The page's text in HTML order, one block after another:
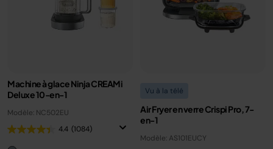
Machine à glace Ninja CREAMi
Deluxe 10-en-1
Modèle: NC502EU
4.4 (1084)
Vu à la télé
Air Fryer en verre Crispi Pro, 7-
en-1
Modèle: AS101EUCY